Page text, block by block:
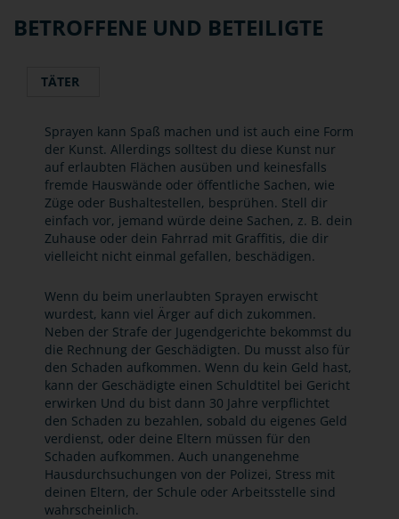
BETROFFENE UND BETEILIGTE
TÄTER
Sprayen kann Spaß machen und ist auch eine Form
der Kunst. Allerdings solltest du diese Kunst nur
auf erlaubten Flächen ausüben und keinesfalls
fremde Hauswände oder öffentliche Sachen, wie
Züge oder Bushaltestellen, besprühen. Stell dir
einfach vor, jemand würde deine Sachen, z. B. dein
Zuhause oder dein Fahrrad mit Graffitis, die dir
vielleicht nicht einmal gefallen, beschädigen.
Wenn du beim unerlaubten Sprayen erwischt
wurdest, kann viel Ärger auf dich zukommen.
Neben der Strafe der Jugendgerichte bekommst du
die Rechnung der Geschädigten. Du musst also für
den Schaden aufkommen. Wenn du kein Geld hast,
kann der Geschädigte einen Schuldtitel bei Gericht
erwirken Und du bist dann 30 Jahre verpflichtet
den Schaden zu bezahlen, sobald du eigenes Geld
verdienst, oder deine Eltern müssen für den
Schaden aufkommen. Auch unangenehme
Hausdurchsuchungen von der Polizei, Stress mit
deinen Eltern, der Schule oder Arbeitsstelle sind
wahrscheinlich.